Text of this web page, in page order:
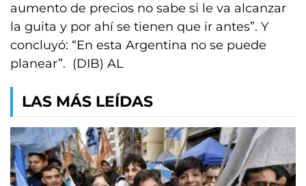
aumento de precios no sabe si le va alcanzar
la guita y por ahí se tienen que ir antes”. Y
concluyó: “En esta Argentina no se puede
planear”. (DIB) AL
LAS MÁS LEÍDAS